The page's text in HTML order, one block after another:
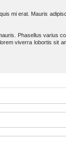
mi erat. Mauris
Phasellus varius
viverra lobortis sit